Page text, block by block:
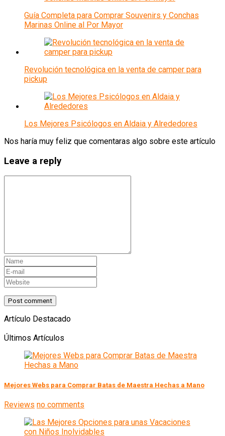
Guía Completa para Comprar Souvenirs y Conchas
Marinas Online al Por Mayor
Revolución tecnológica en la venta de camper para
pickup
Los Mejores Psicólogos en Aldaia y Alrededores
Nos haría muy feliz que comentaras algo sobre este artículo
Leave a reply
Artículo Destacado
Últimos Artículos
Mejores Webs para Comprar Batas de Maestra Hechas a Mano
Reviews no comments